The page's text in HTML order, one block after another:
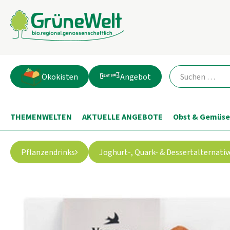
Ökokisten Angebot
THEMENWELTEN AKTUELLE ANGEBOTE Obst & Gemüse
Pflanzendrinks Joghurt-, Quark- &